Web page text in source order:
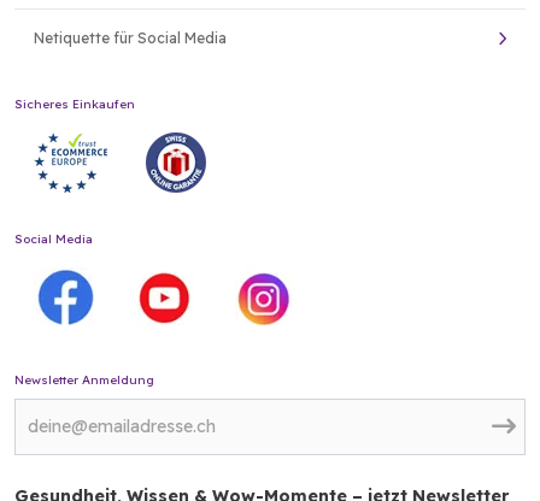
Netiquette für Social Media
Sicheres Einkaufen
Social Media
Newsletter Anmeldung
Gesundheit, Wissen & Wow-Momente – jetzt Newsletter